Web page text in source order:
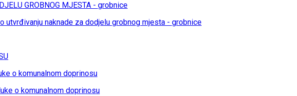
GROBNOG MJESTA - grobnice
utvrđivanju naknade za dodjelu grobnog mjesta - grobnice
o komunalnom doprinosu
o komunalnom doprinosu